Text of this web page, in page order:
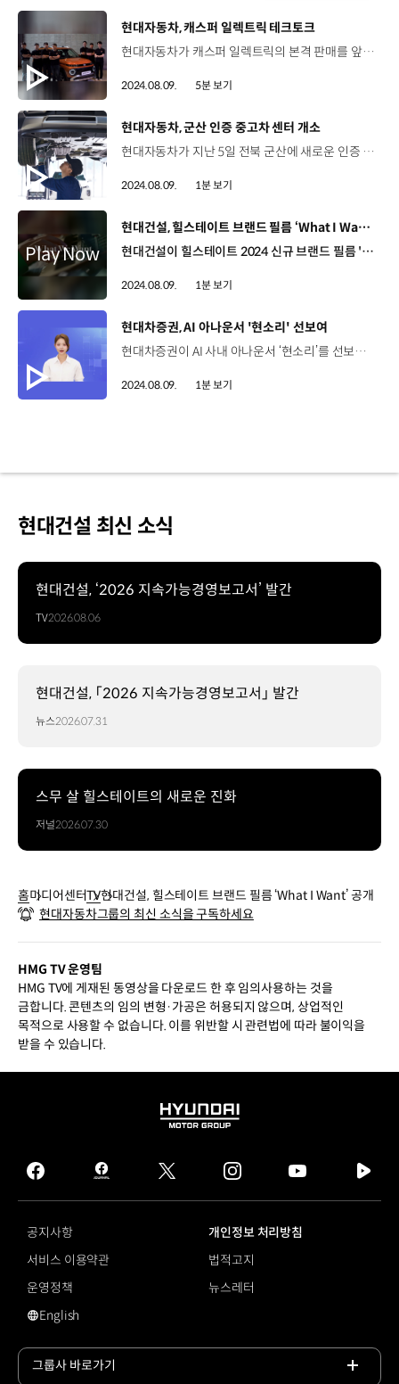
[동영상]
현대자동차, 캐스퍼 일렉트릭 테크토크
현대자동차가 캐스퍼 일렉트릭의 본격 판매를 앞두고 캐스퍼 일렉트릭에 적용된 신기술을 설명하는 테크토크 행사를 열었습니다. 지난 6일 강남구 JBK 컨벤션홀에서 열린 '캐스퍼 일렉트릭 테크토크' 행사에서는 연구원들이 직접 발표자로 나서 캐스퍼 일렉트릭의 기술과 개발 비하인드 스토리, 차량의 특장점 등을 설명했습니다. 캐스퍼 일렉트릭의 내·외장 디자인 변화뿐만 아니라 커진 차체에 따른 실내 패키지와 공간의 변화를 소개했는데요. 레이저 패터닝 공법을 소개하며 캐스퍼 일렉트릭의 아이코닉한 픽셀 그래픽 개발 과정을 설명했습니다. 윤기태 책임연구원 / 현대자동차 MSV외장설계1팀캐스퍼 일렉트릭은 글로벌 스탠다드를 만족하면서 브랜드 아이덴티티를 드러내기 위하여 한층 정교한 디자인 공법을 적용했습니다. 기계에서 레이저를 조사해서 원하는 이미지들을 렌즈 쪽에서 도료를 박리시키는 것으로 캐스퍼 일렉트릭의 라이팅 이미지를 구현한다고 보시면 됩니다. 쉽게 말해서 표면을 태워서 이미지를 새기는 방식입니다. 이어서 현대자동차그룹 최초로 캐스퍼 일렉트릭에 적용한 페달 오조작 안전 보조(PMSA) 기술의 작동 원리를 소개했는데요. 최근 세계적으로 페달 오조작에 의한 사고 발생률이 높아진 만큼 해당 기술에 대한 미디어의 이목이 집중됐습니다. 하정우 연구원 / 현대자동차 차량구동제어개발1팀캐스퍼 일렉트릭에 적용된 PMSA 기능은 차량이 정차 또는 정차 후 천천히 움직이는 상황에서 전후방 1m 이내에 장애물이 있음에도 운전자가 가속 페달을 강하게 조작했을 때, 차량 스스로 이를 페달 오조작으로 판단하고 토크 및 제동 제어를 통해 충돌을 방지하는 기능입니다. 물체가 1m 내에 있음에도 불구하고 운전자가 가속 페달을 강하게 밟는 것은 운전자의 가속 의지가 아니었다. 즉 페달 오조작으로 판단해서 작동하는 것이죠. 물체가 감지된 상태에서 급출발을 방지하는 기능이며 따라서 주행 중에는 작동하지 않습니다. 이 기능은 가속 페달 입력값이 평지기준 0.25초 이내에 가속 페달을 최대로 밟은 상태, 즉 100%까지 밟았을 때 작동하며 도로의 경사 정도에 따라서 조금씩 달라집니다. 아울러 더욱 우수해진 RH 성능, 향상된 NVH 성능 등 최적의 주행 성능을 구현하기 위해 개발한 사양에 대해서도 설명했습니다. 문강한 연구원 / 현대자동차 MSV RH시험팀캐스퍼 일렉트릭의 하이드로 부싱 모터마운트는 하이드로, 즉 유체 챔버를 사용해 외부 충격을 적절히 흡수하면서 동시에 모터의 진동도 줄이는 아이템을 적용했습니다. 이 하이드로 부싱의 적용으로 캐스퍼 일렉트릭은 전체적인 주행진동을 크게 저감시킬 수 있었고요, EV 사용자들이 민감하게 느낄 수 있는 스티어링 휠 진동도 크게 줄였습니다. 전주현 책임연구원 / 현대자동차 MSV소음진동시험팀진동 개선 부분에 대해 말씀드리겠습니다. 배터리 냉각을 위해 구동되는 팬의 진동이나, 고속 주행 시 스티어링 휠 진동이 대표적인 사례입니다. 캐스퍼 일렉트릭에서 스티어링 휠에 체결되는 차체의 강성을 보강하고, 스티어링 휠 내부의 댐퍼를 EV 주행조건에 맞게끔 재튜닝하여 진동 강건성을 추가로 확보하였습니다. 또한 질의응답 시간을 통해 캐스퍼 일렉트릭에 적용된 다양한 디자인과 기술들을 더욱 상세하게 소개하며 테크토크 행사 참가자들의 이해를 높였습니다. 정헌구 책임연구원 / 현대자동차 MSV프로젝트3팀 캐스퍼 일렉트릭은 현대자동차의 전동화 전략 속에 기존 캐스퍼의 아이코닉한 디자인을 해치지 않으면서 현대자동차 EV 픽셀 패턴 디자인 기조에 맞춰 외관의 고급감을 더하고 편안한 사용성을 확보하는 것에 중점을 두고 개발을 진행했습니다. 차급에 비해 넉넉한 배터리 용량을 적용해 평일 도심 주행용으로 사용 시 잦은 충전에 대한 불편함을 최소화시키고 휴일 캠핑이나 레저 활동을 위한 중장거리 이동 시에도 적당한 AER로 편안하게 사용할 수 있습니다. 현대자동차는 앞으로도 전기차 대중화의 새로운 기준을 제시할 캐스퍼 일렉트릭을 통해 글로벌 전동화 전환 전략에 탄력을 더할 예정입니다.
2024.08.09. 5분 보기
[동영상]
현대자동차, 군산 인증 중고차 센터 개소
현대자동차가 지난 5일 전북 군산에 새로운 인증 중고차 센터를 개소했습니다. 군산 센터는 지난해 10월 현대자동차가 인증 중고차 사업을 출범하며 개장한 용인과 양산 센터 이후 3번째 센터입니다. 부지 면적 9,043㎡(약 2,735평)에 상품화 시설, 200대 규모의 치장장, 출고 작업장 등의 물류 시설을 갖추고 있습니다. 이번 군산 센터 개소로 현대자동차는 최대 1,538대의 인증 중고차를 상시 보유할 수 있게 됐으며, 상품 종류를 다양화해 고객 선택의 폭을 넓혀 나갈 계획입니다.
2024.08.09. 1분 보기
[동영상]
현대건설, 힐스테이트 브랜드 필름 ‘What I Want’ 공개
현대건설이 힐스테이트 2024 신규 브랜드 필름 'What I Want'를 공개했습니다. 이번에 공개된 브랜드 필름은 MZ세대 트렌드 리더 3인의 시각으로 ‘집’이라는 공간을 다양하게 정의하며 새로운 삶의 방식을 창조하는 힐스테이트의 브랜드 가치를 담았습니다. 일렉트로니카 밴드 ‘글렌체크’, 레이싱 드라이버 권봄이, 서핑 국가대표 출신 조준희가 출연해 '영감(INSPIRATION)', '즐거움(EXCITEMENT)', '휴식(WELLNESS)'을 주제로 창의적 영감을 주는 공간, 도전 정신과 즐거움을 느끼게 하는 공간, 온전한 휴식을 위한 공간을 제공하는 힐스테이트의 모습을 그려냈습니다. 현대건설은 입주민의 라이프스타일을 함께 만들어가는 '라이프스타일 리더'로서의 가치를 담아 고객과의 소통을 강화하고, 브랜드 가치를 널리 알려 나갈 계획입니다.
2024.08.09. 1분 보기
[동영상]
현대차증권, AI 아나운서 '현소리' 선보여
현대차증권이 AI 사내 아나운서 ‘현소리’를 선보였습니다. AI 아나운서 ‘현소리’는 매일 데일리 시황 코너에서 현대차증권 리서치센터의 자료를 가공해, 국내외 증시 리뷰와 시장 전망을 전하고 있는데요. ‘금일 조정으로 코스피는 밸류에이션 매력도가 높아진 상황입니다’ 매주 화요일에는 짧은 영상이나 이미지로 리서치 리포트의 가독성을 증대시킨 현대차증권 숏폼 리서치 콘텐츠 ‘현포트’에서도 ‘현소리’를 만나볼 수 있습니다. 뿐만 아니라 현대차증권에서 진행하는 이벤트 내용이나 혜택을 안내할 때에도 ‘현소리’를 활용해 다양한 콘셉트로 신속하고 재미있는 컨텐츠를 제공할 예정입니다.
2024.08.09. 1분 보기
현대건설 최신 소식
현대건설, ‘2026 지속가능경영보고서’ 발간
TV2026.08.06
현대건설, 「2026 지속가능경영보고서」 발간
뉴스2026.07.31
스무 살 힐스테이트의 새로운 진화
저널2026.07.30
홈미디어센터TV현대건설, 힐스테이트 브랜드 필름 ‘What I Want’ 공개
현대자동차그룹의 최신 소식을 구독하세요
HMG TV 운영팀
HMG TV에 게재된 동영상을 다운로드 한 후 임의사용하는 것을
금합니다. 콘텐츠의 임의 변형·가공은 허용되지 않으며, 상업적인
목적으로 사용할 수 없습니다. 이를 위반할 시 관련법에 따라 불이익을
받을 수 있습니다.
HYUNDAI
GROUP
facebook
hmg
journal
twitter instagram
tv
공지사항
개인정보 처리방침
서비스 이용약관
법적고지
운영정책
뉴스레터
영문 사이트로 이동
English
그룹사 바로가기